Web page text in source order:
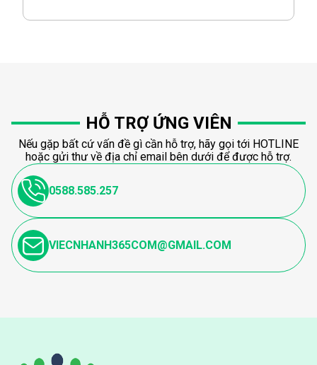
HỖ TRỢ ỨNG VIÊN
Nếu gặp bất cứ vấn đề gì cần hỗ trợ, hãy gọi tới HOTLINE
hoặc gửi thư về địa chỉ email bên dưới để được hỗ trợ.
0588.585.257
VIECNHANH365COM@GMAIL.COM